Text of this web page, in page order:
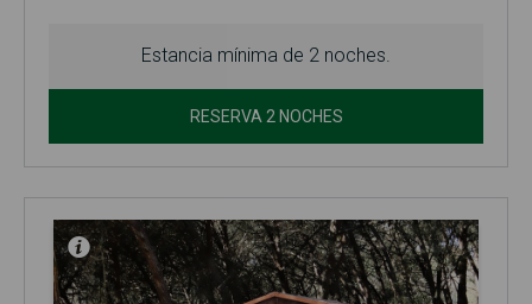
Estancia mínima de 2 noches.
RESERVA 2 NOCHES